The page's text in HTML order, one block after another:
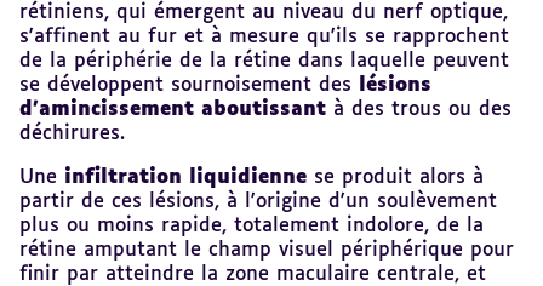
rétiniens, qui émergent au niveau du nerf optique,
s'affinent au fur et à mesure qu'ils se rapprochent
de la périphérie de la rétine dans laquelle peuvent
se développent sournoisement des
lésions
d'amincissement aboutissant à des trous ou des
déchirures.
Une infiltration liquidienne se produit alors à
partir de ces lésions, à l'origine d'un soulèvement
plus ou moins rapide, totalement indolore, de la
rétine amputant le champ visuel périphérique pour
finir par atteindre la zone maculaire centrale, et